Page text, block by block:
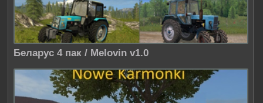
Беларус 4 пак / Melovin v1.0